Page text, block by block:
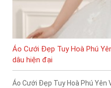
Áo Cưới Đẹp Tuy Hoà Phú
dâu hiện đại
Áo Cưới Đẹp Tuy Hoà Phú